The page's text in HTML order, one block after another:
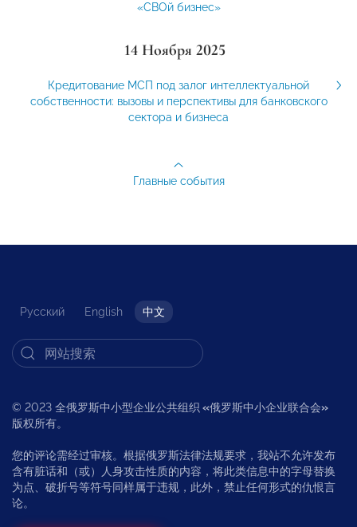
«СВОй бизнес»
14 Ноября 2025
Кредитование МСП под залог интеллектуальной
собственности: вызовы и перспективы для банковского
сектора и бизнеса
Главные события
Русский English 中文
© 2023 全俄罗斯中小型企业公共组织 «俄罗斯中小企业联合会»
版权所有。
您的评论需经过审核。根据俄罗斯法律法规要求，我站不允许发布
含有脏话和（或）人身攻击性质的内容，将此类信息中的字母替换
为点、破折号等符号同样属于违规，此外，禁止任何形式的仇恨言
论。